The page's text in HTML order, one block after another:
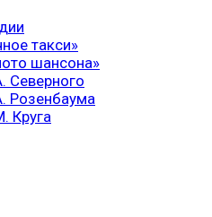
такси»
шансона»
Северного
Розенбаума
Круга